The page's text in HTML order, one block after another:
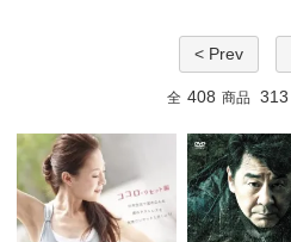
< Prev
全 408 商品 313